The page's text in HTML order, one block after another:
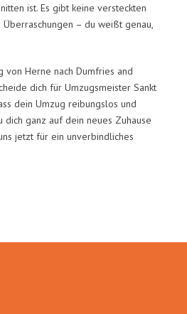
ist. Es gibt keine versteckten
– du weißt genau,
von Herne nach Dumfries and
dich für Umzugsmeister Sankt
dein Umzug reibungslos und
ganz auf dein neues Zuhause
jetzt für ein unverbindliches